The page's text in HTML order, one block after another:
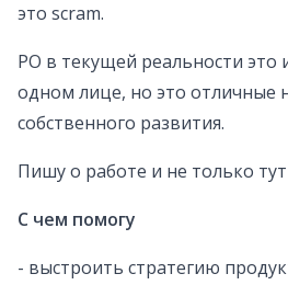
это scram.
РО в текущей реальности это
одном лице, но это отличные
собственного развития.
Пишу о работе и не только
С чем помогу
- выстроить стратегию